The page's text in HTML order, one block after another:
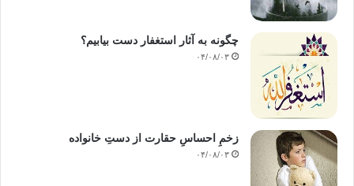
چگونه به آثار استغفار دست بیابیم؟
۰۴/۰۸/۰۳
زخمِ احساسِ حقارت از دستِ خانواده
۰۴/۰۸/۰۳